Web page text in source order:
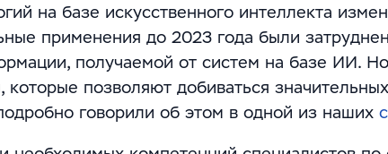
на базе искусственного интеллекта
применения до 2023 года были
получаемой от систем на базе ИИ.
которые позволяют добиваться
говорили об этом в одной из наших